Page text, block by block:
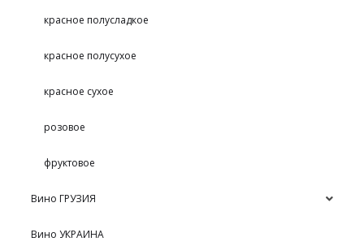
красное полусладкое
красное полусухое
красное сухое
розовое
фруктовое
Вино ГРУЗИЯ
Вино УКРАИНА